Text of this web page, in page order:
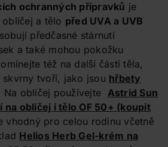
ochranných přípravků je
obličej a tělo před UVA a UVB
předčasné stárnutí
a také mohou pokožku
též na další části těla,
tvoří, jako jsou hřbety
Na obličej používejte Astrid Sun
na obličej i tělo OF 50+ (koupit
vhodný pro celou rodinu včetně
Helios Herb Gel-krém na